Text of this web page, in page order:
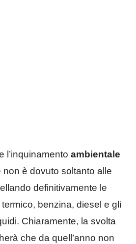
l’inquinamento ambientale
non è dovuto soltanto alle
definitivamente le
benzina, diesel e gli
Chiaramente, la svolta
che da quell’anno non